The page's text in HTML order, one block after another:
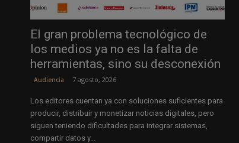
El gran problema tecnológico de
los medios ya no es la falta de
herramientas, sino su desconexión
Audiencia 7 agosto, 2026
Los editores cuentan ya con soluciones suficientes para
producir, distribuir y monetizar noticias digitales, pero
siguen teniendo dificultades para integrar sistemas,
compartir datos y...